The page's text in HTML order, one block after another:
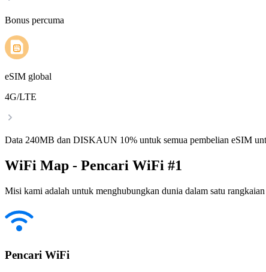
Bonus percuma
eSIM global
4G/LTE
Data 240MB dan DISKAUN 10% untuk semua pembelian eSIM
WiFi Map - Pencari WiFi #1
Misi kami adalah untuk menghubungkan dunia dalam satu
Pencari WiFi